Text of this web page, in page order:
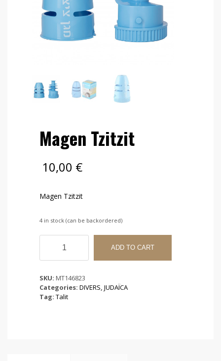
Magen Tzitzit
10,00 €
Magen Tzitzit
4 in stock (can be backordered)
Magen
quantity
ADD TO CART
SKU: MT146823
Categories: DIVERS, JUDAÏCA
Tag: Talit